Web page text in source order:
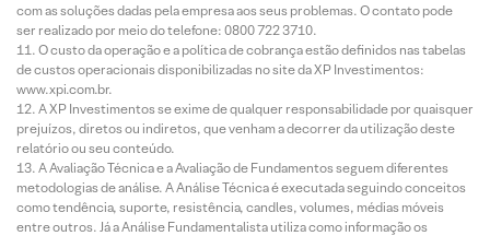
com as soluções dadas pela empresa aos seus problemas. O contato pode
ser realizado por meio do telefone: 0800 722 3710.
O custo da operação e a política de cobrança estão definidos nas tabelas
de custos operacionais disponibilizadas no site da XP Investimentos:
www.xpi.com.br.
A XP Investimentos se exime de qualquer responsabilidade por quaisquer
prejuízos, diretos ou indiretos, que venham a decorrer da utilização deste
relatório ou seu conteúdo.
A Avaliação Técnica e a Avaliação de Fundamentos seguem diferentes
metodologias de análise. A Análise Técnica é executada seguindo conceitos
como tendência, suporte, resistência, candles, volumes, médias móveis
entre outros. Já a Análise Fundamentalista utiliza como informação os